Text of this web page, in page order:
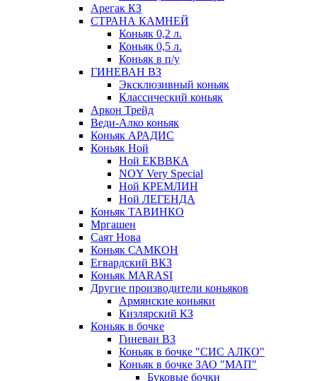
Арегак КЗ
СТРАНА КАМНЕЙ
Коньяк 0,2 л.
Коньяк 0,5 л.
Коньяк в п/у
ГИНЕВАН ВЗ
Эксклюзивный коньяк
Классический коньяк
Аркон Трейд
Веди-Алко коньяк
Коньяк АРАДИС
Коньяк Ной
Ной ЕКВВКА
NOY Very Special
Ной КРЕМЛИН
Ной ЛЕГЕНДА
Коньяк ТАВИНКО
Мргашен
Саят Нова
Коньяк САМКОН
Егвардский ВКЗ
Коньяк MARASI
Другие производители коньяков
Армянские коньяки
Кизлярский КЗ
Коньяк в бочке
Гиневан ВЗ
Коньяк в бочке "СИС АЛКО"
Коньяк в бочке ЗАО "МАП"
Буковые бочки